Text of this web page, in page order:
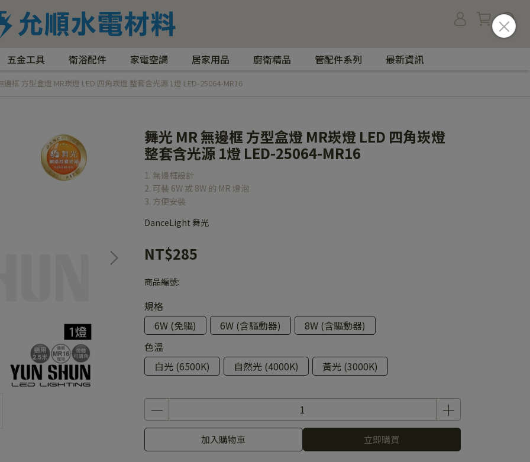
五金工具 衛浴配件 家電空調 居家用品 廚衛精品 管配件系列 最新資訊
邊框 方型盒燈 MR崁燈 LED 四角崁燈 整套含光源 1燈 LED-25064-MR16
舞光 MR 無邊框 方型盒燈 MR崁燈 LED 四角崁燈
整套含光源 1燈 LED-25064-MR16
1. 無邊框設計
2. 可裝 6W 或 8W 的 MR 燈泡
3. 方便安裝
DanceLight 舞光
NT$285
商品編號:
規格
6W (免驅)
6W (含驅動器)
8W (含驅動器)
色溫
白光 (6500K)
自然光 (4000K) 黃光 (3000K)
加入購物車 立即購買